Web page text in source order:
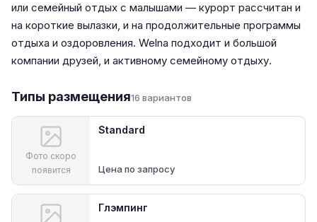
или семейный отдых с малышами — курорт рассчитан и
на короткие вылазки, и на продолжительные программы
отдыха и оздоровления. Welna подходит и большой
компании друзей, и активному семейному отдыху.
Типы размещения16 вариантов
Фото скоро
появится
Standard
Цена по запросу
Глэмпинг